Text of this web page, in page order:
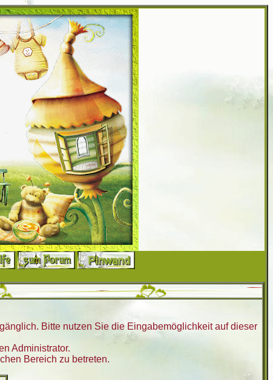
Bitte nutzen Sie die Eingabemöglichkeit auf dieser
Administrator.
Bereich zu betreten.